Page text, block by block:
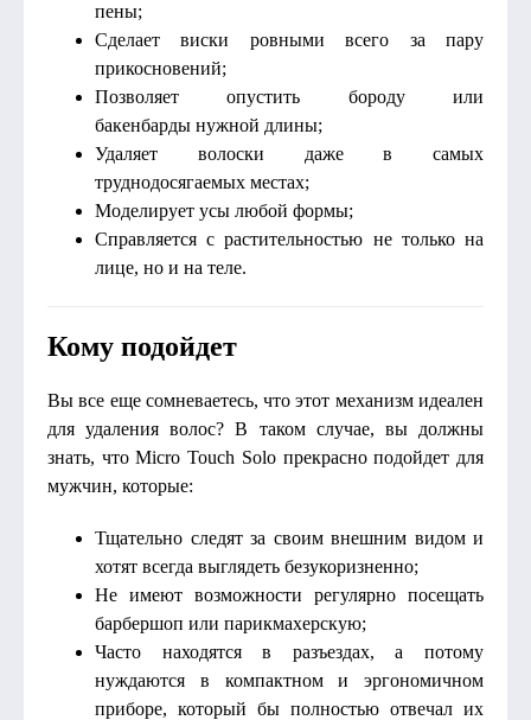
пены;
Сделает виски ровными всего за пару
прикосновений;
Позволяет опустить бороду или
бакенбарды нужной длины;
Удаляет волоски даже в самых
труднодосягаемых местах;
Моделирует усы любой формы;
Справляется с растительностью не только на
лице, но и на теле.
Кому подойдет
Вы все еще сомневаетесь, что этот механизм идеален
для удаления волос? В таком случае, вы должны
знать, что Micro Touch Solo прекрасно подойдет для
мужчин, которые:
Тщательно следят за своим внешним видом и
хотят всегда выглядеть безукоризненно;
Не имеют возможности регулярно посещать
барбершоп или парикмахерскую;
Часто находятся в разъездах, а потому
нуждаются в компактном и эргономичном
приборе, который бы полностью отвечал их